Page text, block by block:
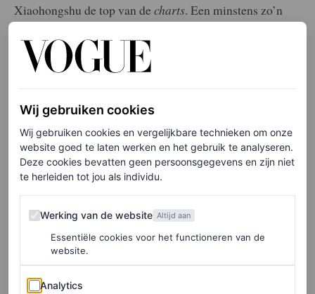
Xiaohongshu de top van decharts. Een minstens zo’n
app Duolingo – bedoeld om talen te leren – een groei van
meer dan tweehonderd procent meemaakt in het aantal
verandering vergeleken met vorig jaar, aldus Duolingo
op X (voorheen Twitter).
Learning Mandarin out of spite? You’re not
alone.
We’ve seen a ~216% growth in new
Wij gebruiken cookies
Wij gebruiken cookies en vergelijkbare technieken om onze
website goed te laten werken en het gebruik te analyseren.
Deze cookies bevatten geen persoonsgegevens en zijn niet
te herleiden tot jou als individu.
Werking van de website
Werking van de website Altijd aan
Essentiële cookies voor het functioneren van de
website.
Analytics
Analytics